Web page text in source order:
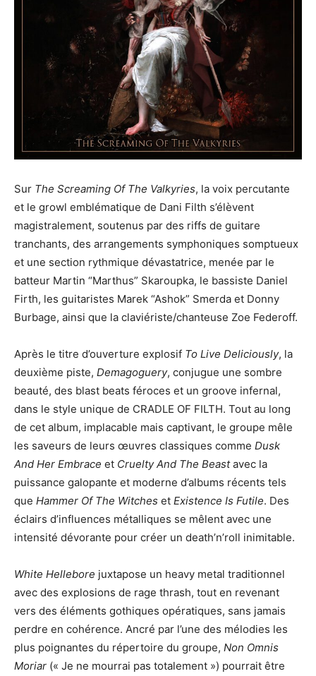
Sur The Screaming Of The Valkyries, la voix percutante
et le growl emblématique de Dani Filth s’élèvent
magistralement, soutenus par des riffs de guitare
tranchants, des arrangements symphoniques somptueux
et une section rythmique dévastatrice, menée par le
batteur Martin “Marthus” Skaroupka, le bassiste Daniel
Firth, les guitaristes Marek “Ashok” Smerda et Donny
Burbage, ainsi que la claviériste/chanteuse Zoe Federoff.
Après le titre d’ouverture explosif To Live Deliciously, la
deuxième piste, Demagoguery, conjugue une sombre
beauté, des blast beats féroces et un groove infernal,
dans le style unique de CRADLE OF FILTH. Tout au long
de cet album, implacable mais captivant, le groupe mêle
les saveurs de leurs œuvres classiques comme Dusk
And Her Embrace et Cruelty And The Beastavec la
puissance galopante et moderne d’albums récents tels
que Hammer Of The Witches et Existence Is Futile. Des
éclairs d’influences métalliques se mêlent avec une
intensité dévorante pour créer un death’n’roll inimitable.
White Hellebore juxtapose un heavy metal traditionnel
avec des explosions de rage thrash, tout en revenant
vers des éléments gothiques opératiques, sans jamais
perdre en cohérence. Ancré par l’une des mélodies les
plus poignantes du répertoire du groupe, Non Omnis
Moriar (« Je ne mourrai pas totalement ») pourrait être